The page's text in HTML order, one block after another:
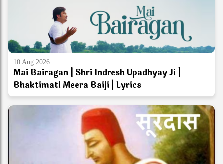
10 Aug 2026
Mai Bairagan | Shri Indresh Upadhyay Ji |
Bhaktimati Meera Baiji | Lyrics